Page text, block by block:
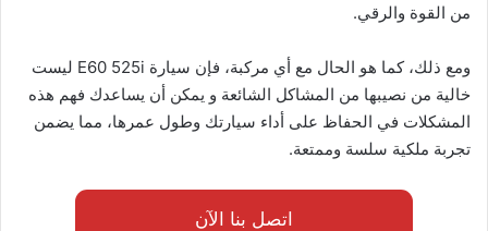
من القوة والرقي.
ومع ذلك، كما هو الحال مع أي مركبة، فإن سيارة E60 525i ليست
خالية من نصيبها من المشاكل الشائعة و يمكن أن يساعدك فهم هذه
المشكلات في الحفاظ على أداء سيارتك وطول عمرها، مما يضمن
تجربة ملكية سلسة وممتعة.
اتصل بنا الآن